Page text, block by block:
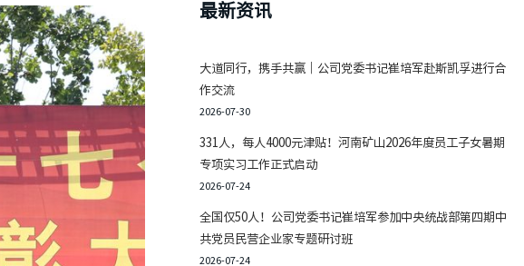
最新资讯
大道同行，携手共赢｜公司党委书记崔培军赴斯凯孚进行合
作交流
2026-07-30
331人，每人4000元津贴！河南矿山2026年度员工子女暑期
专项实习工作正式启动
2026-07-24
全国仅50人！公司党委书记崔培军参加中央统战部第四期中
共党员民营企业家专题研讨班
2026-07-24